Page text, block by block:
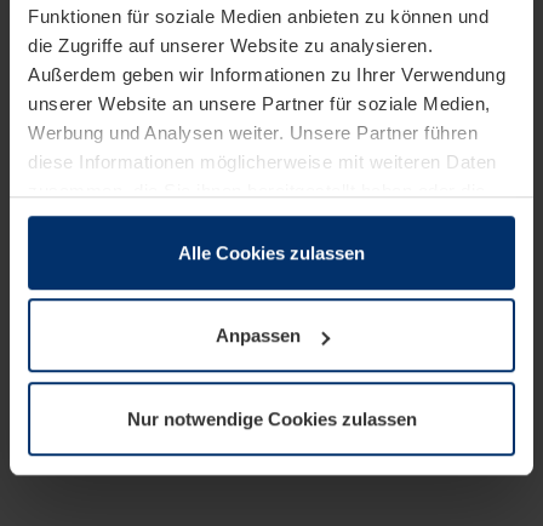
Funktionen für soziale Medien anbieten zu können und
die Zugriffe auf unserer Website zu analysieren.
Außerdem geben wir Informationen zu Ihrer Verwendung
unserer Website an unsere Partner für soziale Medien,
Werbung und Analysen weiter. Unsere Partner führen
diese Informationen möglicherweise mit weiteren Daten
sie im Rahmen Ihrer Nutzung der Dienste gesammelt
wenn diese für den Betrieb dieser Seite unbedingt
notwendig sind. Für alle anderen Cookie-Typen benötigen
wir Ihre Erlaubnis. Ihre Einwilligung können Sie jederzeit
Datenschutzerklärungunserer Website ändern oder
widerrufen.
Alle Cookies zulassen
Anpassen
Nur notwendige Cookies zulassen